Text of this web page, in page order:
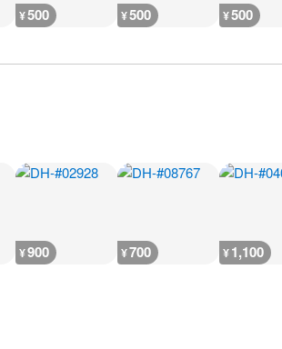
¥500 ¥500 ¥500
¥900 ¥700 ¥1,100